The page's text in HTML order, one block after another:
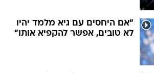
"אם היחסים עם גיא מלמד יהיו
לא טובים, אפשר להקפיא אותו"